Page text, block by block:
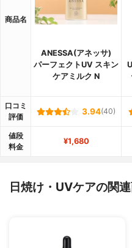
商品名
ANESSA(アネッサ)
パーフェクトUV スキン
ケアミルク N
口コミ
評価
3.94(40)
値段
料金
¥1,680
日焼け・UVケアの関